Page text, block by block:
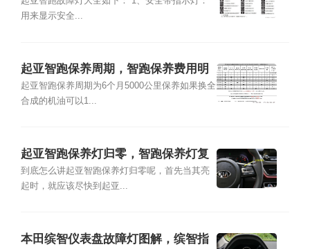
用来显示安全...
起亚智跑保养周期，智跑保养费用明
细表
起亚智跑保养周期为6个月5000公里保养如果换全
合成的机油可以1...
起亚智跑保养灯归零，智跑保养灯复
位图解
到底怎么讲起亚智跑保养灯归零呢，首先当其亮
起时，就应该尽快到起亚...
本田缤智仪表盘故障灯图解，缤智指